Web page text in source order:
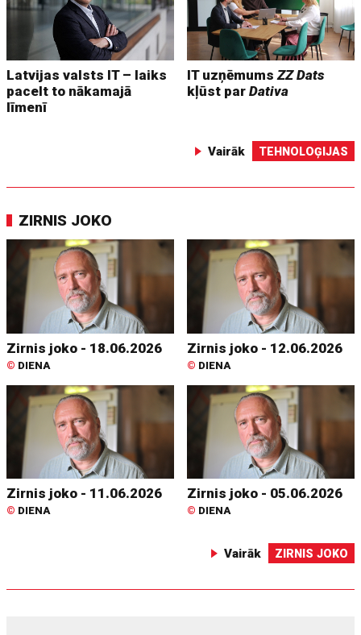
Latvijas valsts IT – laiks
pacelt to nākamajā
līmenī
IT uzņēmumsZZ Dats
kļūst parDativa
Vairāk TEHNOLOĢIJAS
ZIRNIS JOKO
Zirnis joko - 18.06.2026
© DIENA
Zirnis joko - 12.06.2026
© DIENA
Zirnis joko - 11.06.2026
© DIENA
Zirnis joko - 05.06.2026
© DIENA
Vairāk ZIRNIS JOKO